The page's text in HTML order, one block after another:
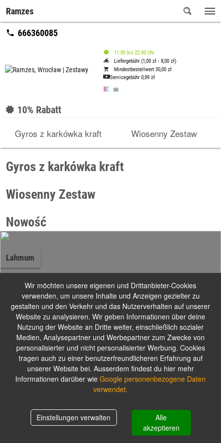
Ramzes
666360085
11:00 bis 22:00 Uhr
Liefergebühr (1,00 zł - 8,00 zł)
Mindestbestellwert 30,00 zł
Servicegebühr 0,99 zł
10% Rabatt
Gyros z karkówka kraft Wiosenny Zestaw
Gyros z karkówka kraft
Wiosenny Zestaw
Nowość
Lahmum
Zestawy
Do każdego zamówienia 2 sosy gratis.
Knysza
Warenkorb
Wir möchten unsere eigenen und Drittanbieter-Cookies
verwenden, um unsere Inhalte und Anzeigen gezielter zu
gestalten und den Verkehr und das Nutzerverhalten auf unserer
Website zu analysieren. Wir geben Informationen über deine
Nutzung der Website an Dritte weiter, einschließlich sozialer
Medien, Analysepartner und Werbepartner zum Zwecke von
personalisierter und nicht personalisierter Werbung. Cookies
tragen auch zu einer benutzerfreundlicheren Erfahrung auf
unserer Website bei. Ausserdem findest du hier mehr
Informationen darüber wie Google personenbezogene Daten
verwendet.
Einstellungen verwalten
Alle
akzeptieren